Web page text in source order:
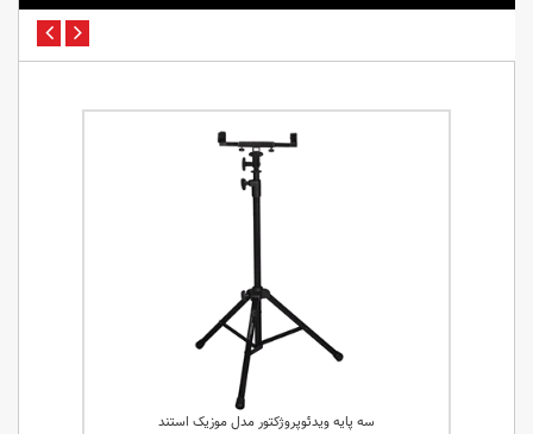
سه پایه ویدئوپروژکتور مدل موزیک استند